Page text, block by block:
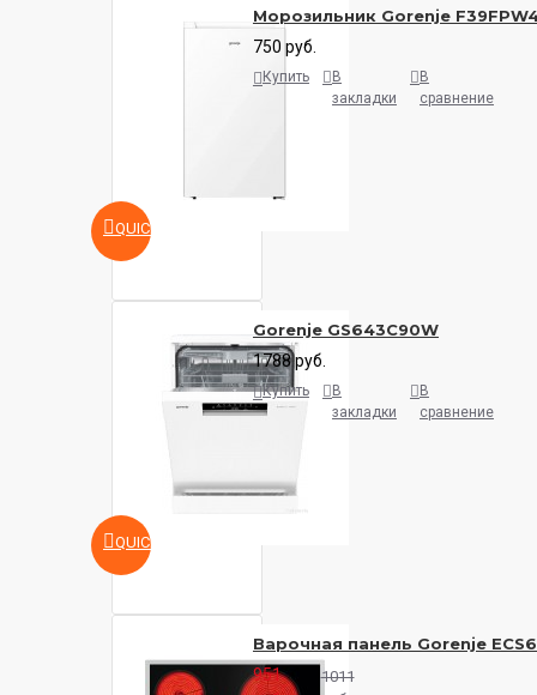
QUICKVIEW
Морозильник Gorenje
750 руб.
Купить
В
закладки
В
сравнение
QUICKVIEW
Gorenje GS643C90W
1788 руб.
Купить
В
закладки
В
сравнение
Варочная панель Gorenje
951
1011